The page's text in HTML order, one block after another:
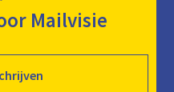
Mailvisie